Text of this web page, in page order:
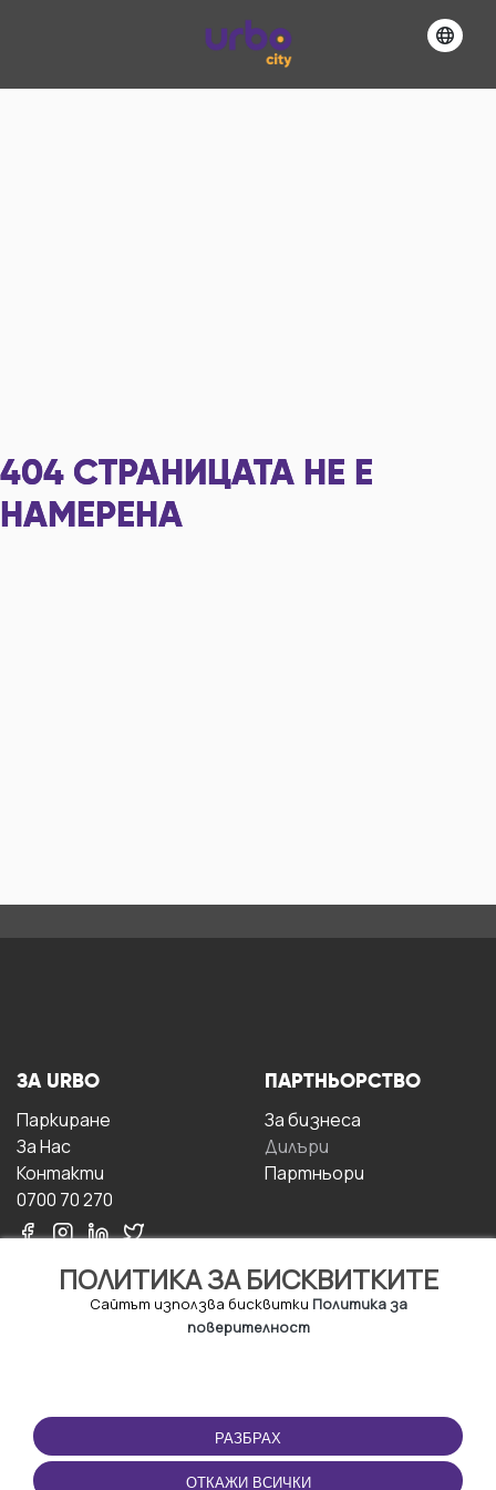
404 СТРАНИЦАТА НЕ Е
НАМЕРЕНА
ПОЛИТИКА ЗА БИСКВИТКИТЕ
Сайтът използва бисквитки Политика за
поверителност
РАЗБРАХ
ОТКАЖИ ВСИЧКИ
ЗА URBO
Паркиране
За Hас
Контакти
0700 70 270
ПАРТНЬОРСТВО
За бизнесa
Дилъри
Партньори
ПОЛЗВАНЕ
Правила и условия за
ползване
ПРИЛОЖЕНИЕТО